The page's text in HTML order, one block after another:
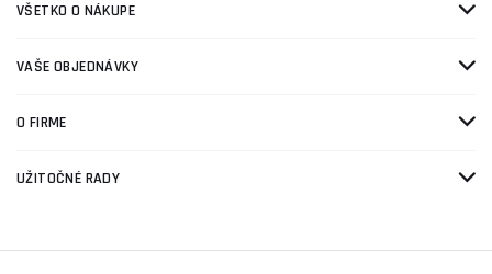
VŠETKO O NÁKUPE
VAŠE OBJEDNÁVKY
O FIRME
UŽITOČNÉ RADY